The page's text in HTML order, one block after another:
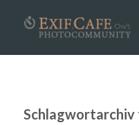
Schlagwortarchiv